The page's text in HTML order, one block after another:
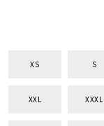
XS S
XXL XXXL